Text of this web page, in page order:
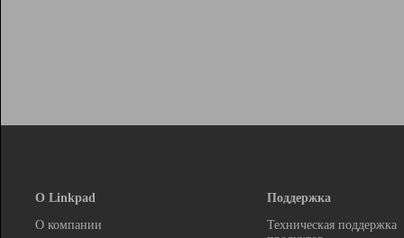
О Linkpad
О компании
Поддержка
Техническая поддержка